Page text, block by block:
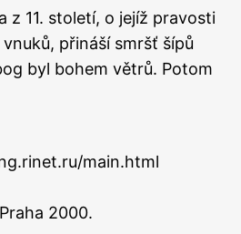
z 11. století, o jejíž pravosti
přináší smršť šípů
byl bohem větrů. Potom
main.html
2000.